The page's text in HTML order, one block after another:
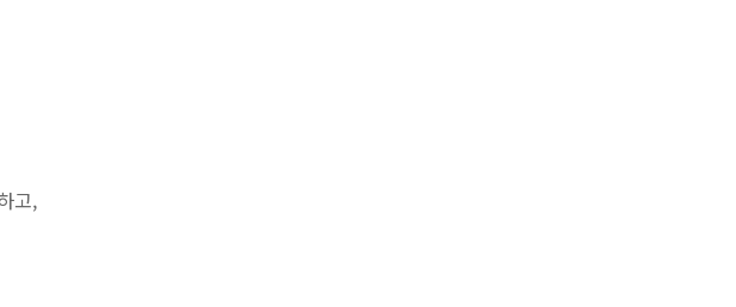
고,